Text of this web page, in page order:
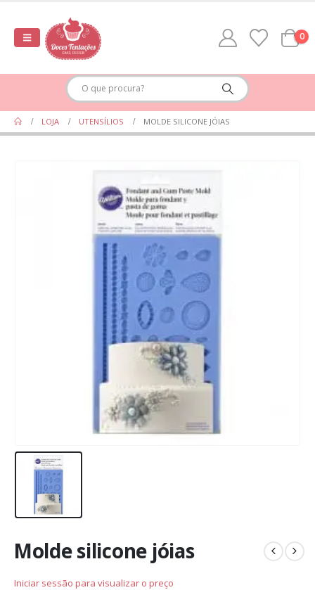
0
LOJA UTENSÍLIOS MOLDE SILICONE JÓIAS
Molde silicone jóias
Iniciar sessão para visualizar o preço